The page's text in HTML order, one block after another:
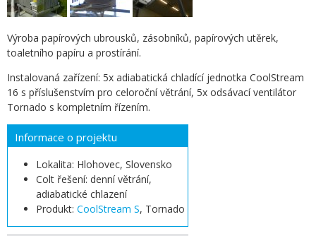
Výroba papírových ubrousků, zásobníků, papírových utěrek,
toaletního papíru a prostírání.
Instalovaná zařízení: 5x adiabatická chladící jednotka CoolStream
16 s příslušenstvím pro celoroční větrání, 5x odsávací ventilátor
Tornado s kompletním řízením.
Informace o projektu
Lokalita: Hlohovec, Slovensko
Colt řešení: denní větrání,
adiabatické chlazení
Produkt: CoolStream S, Tornado